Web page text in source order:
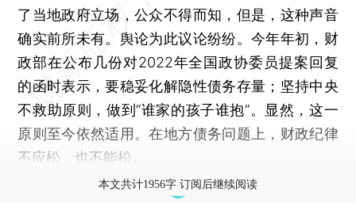
了当地政府立场，公众不得而知，但是，这种声音
确实前所未有。舆论为此议论纷纷。今年年初，财
政部在公布几份对2022年全国政协委员提案回复
的函时表示，要稳妥化解隐性债务存量；坚持中央
不救助原则，做到“谁家的孩子谁抱”。显然，这一
原则至今依然适用。在地方债务问题上，财政纪律
不应松，也不能松。
本文共计1956字 订阅后继续阅读